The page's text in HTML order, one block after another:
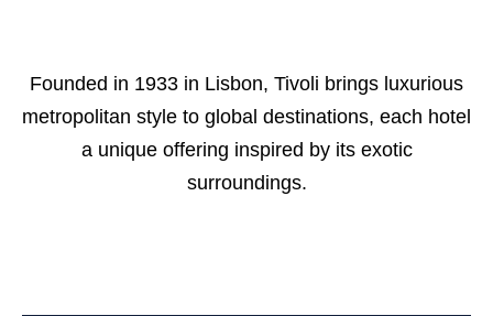
Founded in 1933 in Lisbon, Tivoli brings luxurious
metropolitan style to global destinations, each hotel
a unique offering inspired by its exotic
surroundings.